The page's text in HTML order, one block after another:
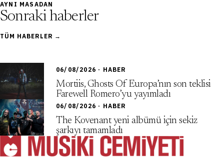
AYNI MASADAN
Sonraki haberler
TÜM HABERLER →
06/08/2026 · HABER
Mortiis, Ghosts Of Europa’nın son teklisi
Farewell Romero’yu yayımladı
06/08/2026 · HABER
The Kovenant yeni albümü için sekiz
şarkıyı tamamladı